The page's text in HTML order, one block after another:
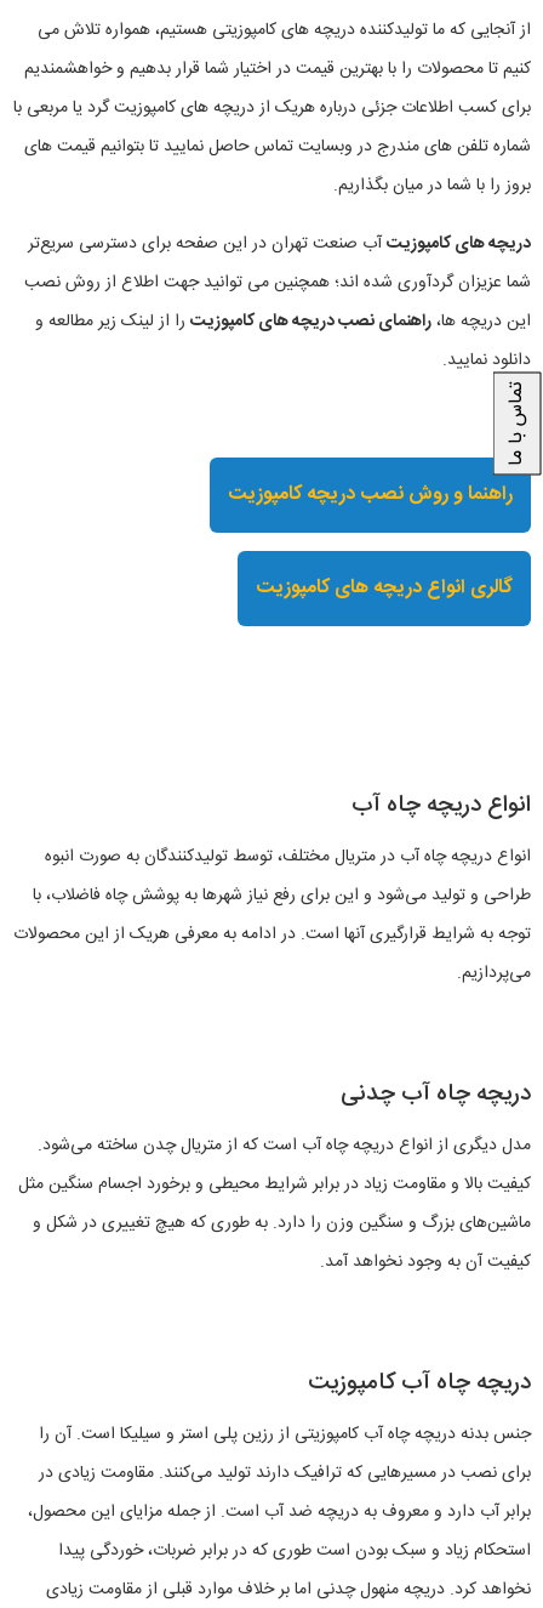
از آنجایی که ما تولیدکننده دریچه های کامپوزیتی هستیم، همواره تلاش می
کنیم تا محصولات را با بهترین قیمت در اختیار شما قرار بدهیم و خواهشمندیم
برای کسب اطلاعات جزئی درباره هریک از دریچه های کامپوزیت گرد یا مربعی با
شماره تلفن های مندرج در وبسایت تماس حاصل نمایید تا بتوانیم قیمت های
بروز را با شما در میان بگذاریم.
دریچه های کامپوزیتآب صنعت تهران در این صفحه برای دسترسی سریع‌تر
شما عزیزان گردآوری شده اند؛ همچنین می توانید جهت اطلاع از روش نصب
این دریچه ها،راهنمای نصب دریچه های کامپوزیترا از لینک زیر مطالعه و
دانلود نمایید.
راهنما و روش نصب دریچه کامپوزیت
گالری انواع دریچه های کامپوزیت
انواع دریچه چاه آب
انواع دریچه چاه آب در متریال مختلف، توسط تولیدکنندگان به صورت انبوه
طراحی و تولید می‌شود و این برای رفع نیاز شهرها به پوشش چاه فاضلاب، با
توجه به شرایط قرارگیری آنها است. در ادامه به معرفی هریک از این محصولات
می‌پردازیم.
دریچه چاه آب چدنی
مدل دیگری از انواع دریچه چاه آب است که از متریال چدن ساخته می‌شود.
کیفیت بالا و مقاومت زیاد در برابر شرایط محیطی و برخورد اجسام سنگین مثل
ماشین‌های بزرگ و سنگین وزن را دارد. به طوری که هیچ تغییری در شکل و
کیفیت آن به وجود نخواهد آمد.
دریچه چاه آب کامپوزیت
جنس بدنه دریچه چاه آب کامپوزیتی از رزین پلی استر و سیلیکا است. آن را
برای نصب در مسیرهایی که ترافیک دارند تولید می‌کنند. مقاومت زیادی در
برابر آب دارد و معروف به دریچه ضد آب است. از جمله مزایای این محصول،
استحکام زیاد و سبک بودن است طوری که در برابر ضربات، خوردگی پیدا
نخواهد کرد. دریچه منهول چدنی اما بر خلاف موارد قبلی از مقاومت زیادی
تماس با ما